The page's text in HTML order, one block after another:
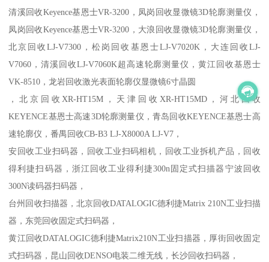
清溪回收Keyence基恩士VR-3200，凤岗回收显微镜3D轮廓测量仪，
凤岗回收Keyence基恩士VR-3200，大浪回收显微镜3D轮廓测量仪，
北京回收LJ-V7300，松岗回收基恩士LJ-V7020K，大连回收LJ-
V7060，清溪回收LJ-V7060K超高速轮廓测量仪，黄江回收基恩士
VK-8510，龙岩回收激光表面轮廓仪显微镜6寸晶圆
，北京回收XR-HT15M，天津回收XR-HT15MD，河北回收
KEYENCE基恩士高速3D轮廓测量仪，青岛回收KEYENCE基恩士高
速轮廓仪，番禺回收CB-B3 LJ-X8000A LJ-V7，
安回收工业扫码器，回收工业扫码相机，回收工业拆机产品，回收
得利捷扫码器，浙江回收工业得利捷300n固定式扫描器宁波回收
300N读码器扫码器，
台州回收扫描器，北京回收DATALOGIC德利捷Matrix 210N工业扫描
器，东莞回收固定式扫码器，
黄江回收DATALOGIC德利捷Matrix210N工业扫描器，厚街回收固定
式扫码器，昆山回收DENSO电装二维无线，长沙回收扫码器，